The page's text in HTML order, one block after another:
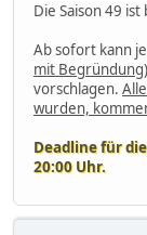
Die Saison 49
Ab sofort kann
mit Begründung
vorschlagen.
wurden,
Deadline für
20:00 Uhr.